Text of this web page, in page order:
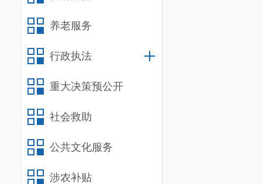
养老服务
行政执法
重大决策预公开
社会救助
公共文化服务
涉农补贴